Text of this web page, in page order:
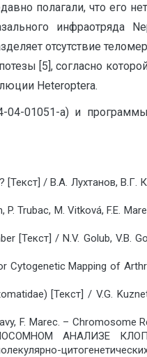
полагали, что его
инфраотряда
отсутствие
[5], согласно
Heteroptera.
01051-а) и
/ В.А. Лухтанов, В.Г.
Trubac, M. Vitková, F.E.
[Текст] / N.V. Golub, V.B.
Cytogenetic Mapping of
[Текст] / V.G.
F. Marec. – Chromosome
АНАЛИЗЕ КЛОПОВ